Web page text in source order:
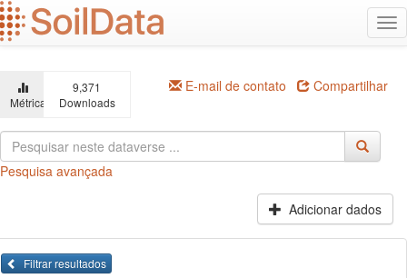
Ir
para
o
principal
Métricas
9,371
Downloads
E-mail de contato Compartilhar
Pesquisa avançada
Adicionar dados
Filtrar resultados